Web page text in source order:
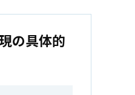
の具体的